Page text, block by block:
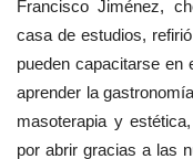
Francisco Jiménez,
casa de estudios,
pueden capacitarse en
aprender la
masoterapia y
por abrir gracias a las